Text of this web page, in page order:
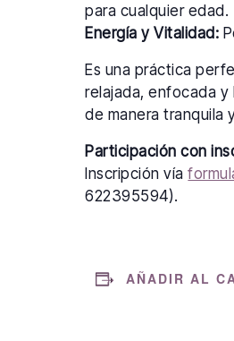
para cualquier edad.
Energía y Vitalidad:
Es una práctica
relajada, enfocada
de manera tranquila
Participación con
Inscripción vía
622395594).
AÑADIR AL